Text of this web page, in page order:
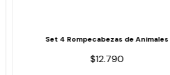
Set 4 Rompecabezas de Animales
$12.790